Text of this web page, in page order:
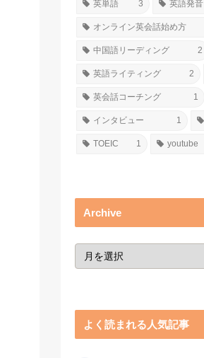
英単語 3 英語発音
オンライン英会話始め方
中国語リーディング 2
英語ライティング 2
英会話コーチング 1
インタビュー 1
TOEIC 1 youtube
Archive
よく読まれる人気記事